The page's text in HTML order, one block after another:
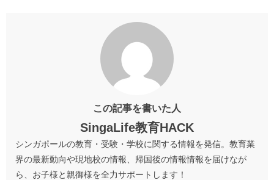
この記事を書いた人
SingaLife教育HACK
シンガポールの教育・受験・学校に関する情報を発信。教育業
界の最新動向や現地校の情報、帰国後の情報情報を届けなが
ら、お子様と親御様を全力サポートします！